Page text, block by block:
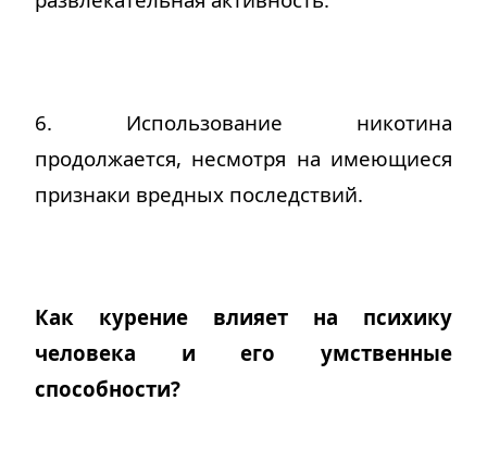
6. Использование никотина
продолжается, несмотря на имеющиеся
признаки вредных последствий.
Как курение влияет на психику
человека и его умственные
способности?